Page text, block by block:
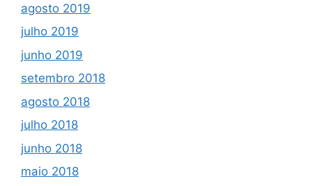
agosto 2019
julho 2019
junho 2019
setembro 2018
agosto 2018
julho 2018
junho 2018
maio 2018